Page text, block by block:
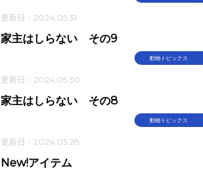
更新日：2024.05.31
動物トピックス
家主はしらない その9
更新日：2024.05.30
動物トピックス
家主はしらない その8
更新日：2024.05.28
New!アイテム